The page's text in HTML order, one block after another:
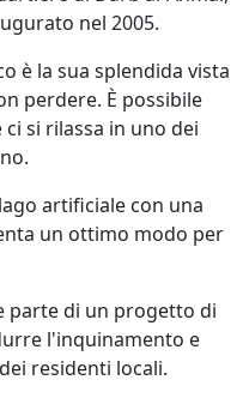
nel 2005.
è la sua splendida vista
perdere. È possibile
si rilassa in uno dei
artificiale con una
un ottimo modo per
parte di un progetto di
l'inquinamento e
residenti locali.